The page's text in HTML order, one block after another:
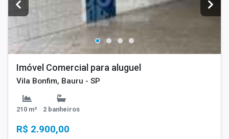
Imóvel Comercial para aluguel
Vila Bonfim, Bauru - SP
210 m² 2 banheiros
R$ 2.900,00